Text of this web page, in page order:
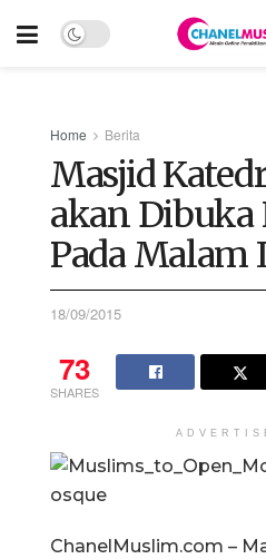
Home Berita
Masjid
akan Dibuka
Pada Malam
18/09/2015
73
SHARES
ChanelMuslim.com –